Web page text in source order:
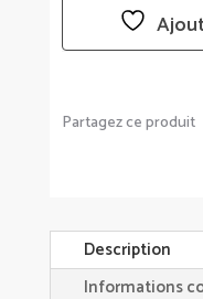
L'HOSPITALITÉ
D'OC
Partagez ce produit
Description
Informations